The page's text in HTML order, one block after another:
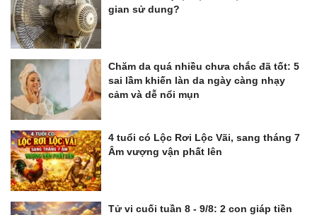
gian sử dung?
Chăm da quá nhiều chưa chắc đã tốt: 5
sai lầm khiến làn da ngày càng nhạy
cảm và dễ nổi mụn
4 tuổi có Lộc Rơi Lộc Vãi, sang tháng 7
Âm vượng vận phất lên
Tử vi cuối tuần 8 - 9/8: 2 con giáp tiền